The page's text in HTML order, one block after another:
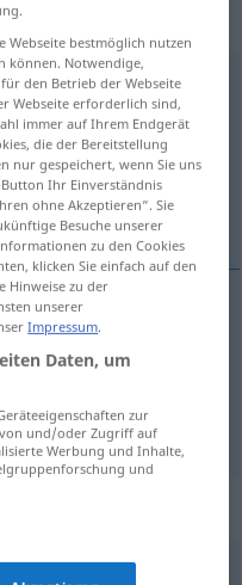
>
antippen)
räumliche
zeitliche
Webseite bestmöglich nutzen
können. Notwendige,
den Betrieb der Webseite
Webseite erforderlich sind,
immer auf Ihrem Endgerät
die der Bereitstellung
nur gespeichert, wenn Sie uns
Ihr Einverständnis
ohne Akzeptieren“. Sie
Besuche unserer
zu den Cookies
klicken Sie einfach auf den
Hinweise zu der
unserer
Impressum.
Daten, um
zur
und/oder Zugriff auf
Werbung und Inhalte,
und